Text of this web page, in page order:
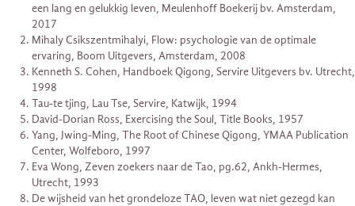
een lang en gelukkig leven, Meulenhoff Boekerij bv. Amsterdam,
2017
Mihaly Csikszentmihalyi, Flow: psychologie van de optimale
ervaring, Boom Uitgevers, Amsterdam, 2008
Kenneth S. Cohen, Handboek Qigong, Servire Uitgevers bv. Utrecht,
1998
Tau-te tjing, Lau Tse, Servire, Katwijk, 1994
David-Dorian Ross, Exercising the Soul, Title Books, 1957
Yang, Jwing-Ming, The Root of Chinese Qigong, YMAA Publication
Center, Wolfeboro, 1997
Eva Wong, Zeven zoekers naar de Tao, pg.62, Ankh-Hermes,
Utrecht, 1993
De wijsheid van het grondeloze TAO, leven wat niet gezegd kan